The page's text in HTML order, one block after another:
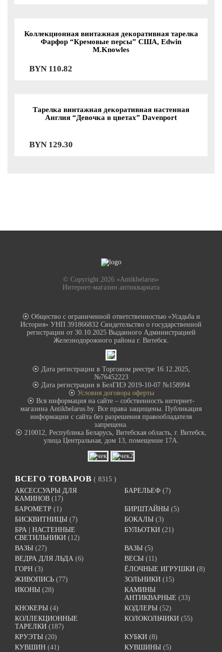
Коллекционная винтажная декоративная тарелка
Фарфор “Кремовые персы” США, Edwin
M.Knowles
BYN110.82
Тарелка винтажная декоративная настенная
Англия “Девочка в цветах” Davenport
BYN129.30
© Copyright 2026 «Antikbelarus»
Интернет-магазин антиквариата
⦿ Общество с ограниченной ответственностью «Усадьба и
История» УНП 391866832 Свидетельство о государственной
регистрации от 30.10.2025 Выданного Администрацией
Железнодорожного района г. Витебск.
⦿ Дата регистрации в Торговом реестре 16.12.2025,
№76452223
⦿ Дата регистрации в БелГИЭ 2019-10-07 №158994
⦿ Условия договора оферты
⦿ Вся информация на сайте – собственность интернет-
магазина Antikbelarus.by. Все права защищены. Публикация
информации с сайта без разрешения правообладателя
запрещена.
⦿ 210012, Республика Беларусь, Витебская область, г. Витебск,
улица Центральная, дом 13, помещение 17А.
ВСЕГО ТОВАРОВ ( 8315 )
АКСЕССУАРЫ ДЛЯ
КАМИНОВ (17)
БАРЕЛЬЕФ (7)
БАРОМЕТР (1) БИРШТАЙНЫ (5)
БИСКВИТНИЦЫ (7) БОКАЛЫ (3)
БРА | НАСТЕННЫЕ
СВЕТИЛЬНИКИ (12)
БУЛЬОТКИ (21)
ВАЗЫ (27) ВАЗЫ (5)
ВЕДРА ДЛЯ ЛЬДА (6) ВЕСЫ (11)
ГОРН (3) ЁЛОЧНЫЕ ИГРУШКИ (8)
ЖИВОПИСЬ (77) ЗОЛЬНИКИ (15)
ИКОНЫ (28)
КАМИНЫ
АНТИКВАРНЫЕ (33)
КНОКЕРЫ (4) КОДЛЕРЫ (52)
КОЛЛЕКЦИОННЫЕ
ТАРЕЛКИ (187)
КОЛОКОЛЬЧИКИ (55)
КРУЭТЫ (20) КУБКИ (8)
КУВШИН (41) КУВШИНЫ (5)